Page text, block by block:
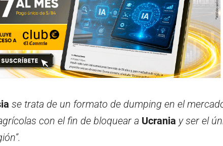
se trata de un formato de dumping en el
con el fin de bloquear a Ucrania y ser el